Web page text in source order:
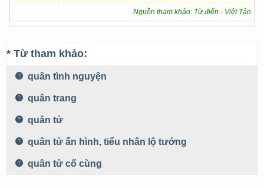
Nguồn tham khảo: Từ điển - Việt Tân
* Từ tham khảo:
quân tình nguyện
quân trang
quân tử
quân tử ẩn hình, tiểu nhân lộ tướng
quân tử cố cùng